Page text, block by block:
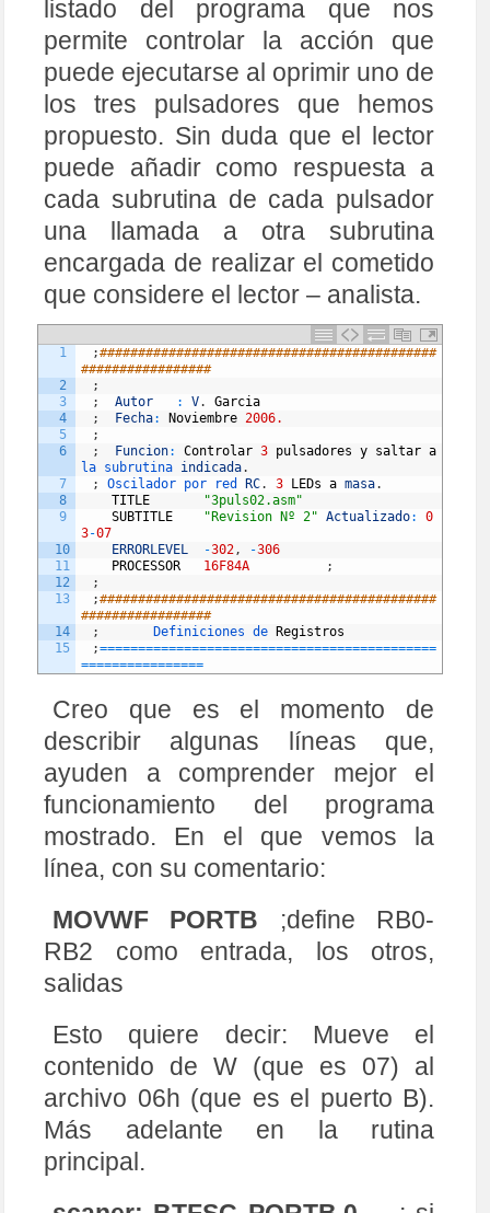
listado del programa que nos
permite controlar la acción que
puede ejecutarse al oprimir uno de
los tres pulsadores que hemos
propuesto. Sin duda que el lector
puede añadir como respuesta a
cada subrutina de cada pulsador
una llamada a otra subrutina
encargada de realizar el cometido
que considere el lector – analista.
1
2
3
4
5
6
7
8
9
10
11
12
13
14
15
17
18
19
21
22
23
24
25
27
28
29
30
31
32
33
34
35
36
37
38
39
;############################################
#################
;
;
Autor : V.
Garcia
;
Fecha: Noviembre 2006.
;
;
Funcion: Controlar 3 pulsadores y saltar a
la subrutina indicada.
;
Oscilador por red RC. 3 LEDs a masa.
TITLE
"3puls02.asm"
SUBTITLE
"Revision Nº 2" Actualizado:
0
3-07
ERRORLEVEL
-302, -306
PROCESSOR
16F84A
;
;
;############################################
#################
;
Definiciones de
Registros
;============================================
================
__CONFIG
_CP_OFF & _WDT_OFF &amp _RC _O
;
__CONFIG h'3FFB'
;
; Definicion o Declaracion de equs (igualdad
es)
d1 equ 0x0C ; siempre se necesitan
un
par
equ 0x0D ; de registros
;---- - Ficheros de Registro -- -- ---- -- -------
--- -------- -- -
#define	bank1	BSF STATUS,RP0	;Macro par
#define	bank0	BCF STATUS,RP0	;Macro par
a abreviar el BANCO 0
Org 0x00 Posicion 0 de la Memoria de P
rograma
(apuntador )
;
GOTO
inicio a la etiqueta INICIO
inicio
puertos
Creo que es el momento de
describir algunas líneas que,
ayuden a comprender mejor el
funcionamiento del programa
mostrado. En el que vemos la
línea, con su comentario:
MOVWF PORTB ;define RB0-
RB2 como entrada, los otros,
salidas
Esto quiere decir: Mueve el
contenido de W (que es 07) al
archivo 06h (que es el puerto B).
Más adelante en la rutina
principal.